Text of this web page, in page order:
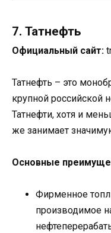
7. Татнефть
Официальный сайт:
Татнефть – это
крупной российской
Татнефти, хотя и
же занимает
Основные
Фирменное
производимое